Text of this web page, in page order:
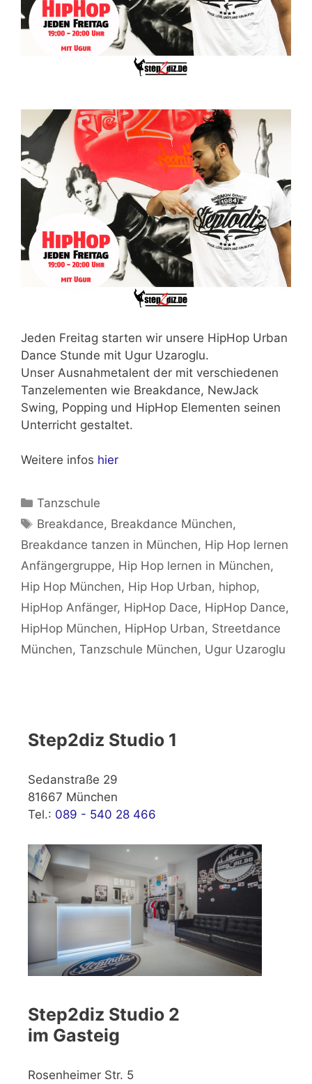
Jeden Freitag starten wir unsere HipHop Urban
Dance Stunde mit Ugur Uzaroglu.
Unser Ausnahmetalent der mit verschiedenen
Tanzelementen wie Breakdance, NewJack
Swing, Popping und HipHop Elementen seinen
Unterricht gestaltet.
Weitere infos hier
Kategorien
Tanzschule
Schlagwörter
Breakdance, Breakdance München,
Breakdance tanzen in München, Hip Hop lernen
Anfängergruppe, Hip Hop lernen in München,
Hip Hop München, Hip Hop Urban, hiphop,
HipHop Anfänger, HipHop Dace, HipHop Dance,
HipHop München, HipHop Urban, Streetdance
München, Tanzschule München, Ugur Uzaroglu
Step2diz Studio 1
Sedanstraße 29
81667 München
Tel.: 089 - 540 28 466
Step2diz Studio 2
im Gasteig
Rosenheimer Str. 5